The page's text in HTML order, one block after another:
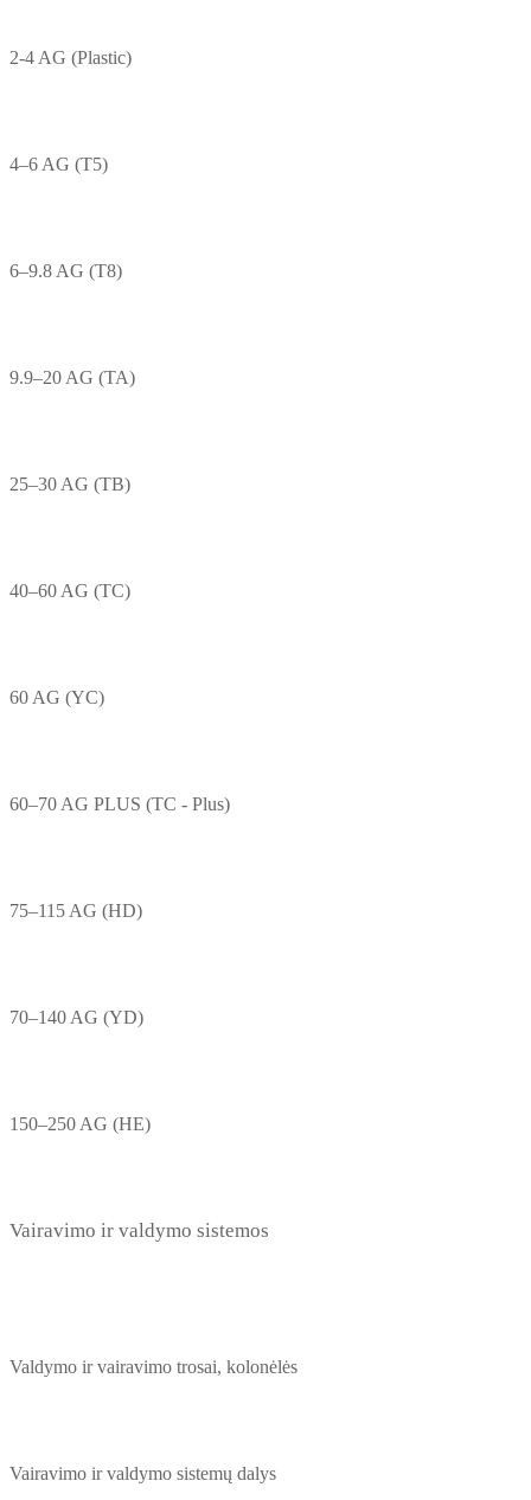
2-4 AG (Plastic)
4–6 AG (T5)
6–9.8 AG (T8)
9.9–20 AG (TA)
25–30 AG (TB)
40–60 AG (TC)
60 AG (YC)
60–70 AG PLUS (TC - Plus)
75–115 AG (HD)
70–140 AG (YD)
150–250 AG (HE)
Vairavimo ir valdymo sistemos
Valdymo ir vairavimo trosai, kolonėlės
Vairavimo ir valdymo sistemų dalys